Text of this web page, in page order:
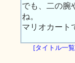
でも、二の腕
ね。
マリオカート
[タイトル一